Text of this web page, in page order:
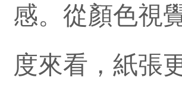
感。從顏色視
度來看，紙張